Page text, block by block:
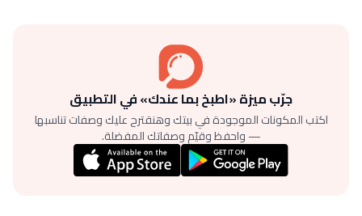
جرّب ميزة «اطبخ بما عندك» في التطبيق
اكتب المكونات الموجودة في بيتك وهنقترح عليك وصفات تناسبها
— واحفظ وقيّم وصفاتك المفضلة.